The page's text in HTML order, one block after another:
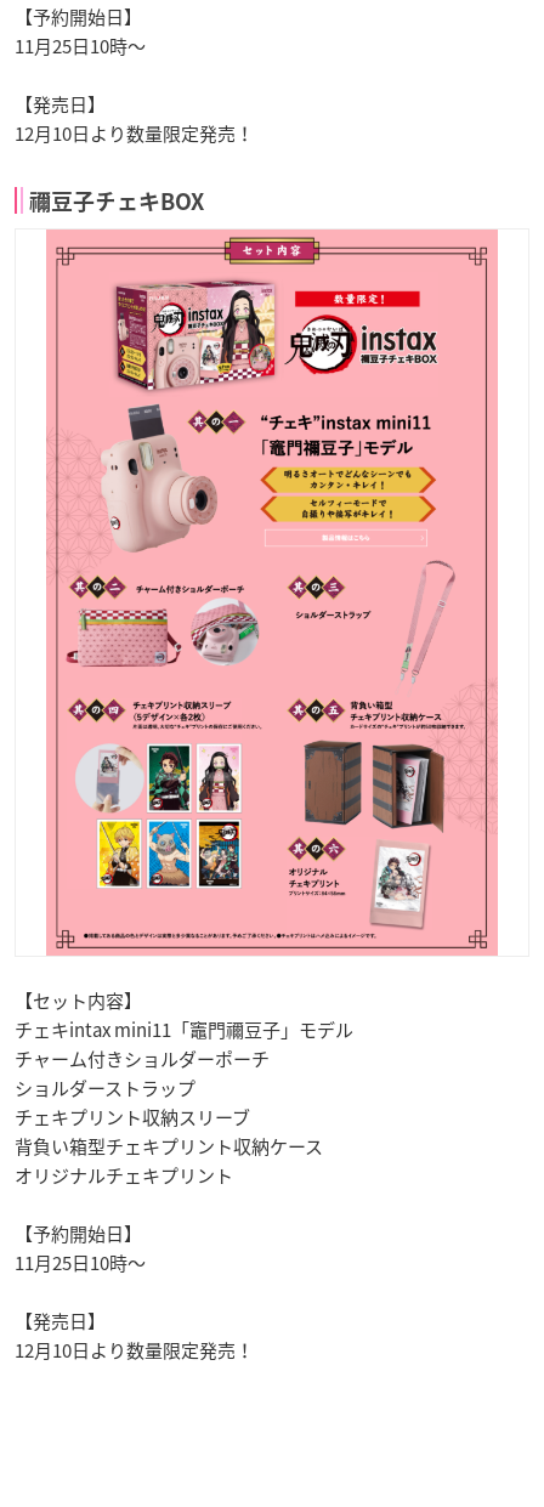
【予約開始日】
11月25日10時〜
【発売日】
12月10日より数量限定発売！
禰豆子チェキBOX
【セット内容】
チェキintax mini11「竈門禰豆子」モデル
チャーム付きショルダーポーチ
ショルダーストラップ
チェキプリント収納スリーブ
背負い箱型チェキプリント収納ケース
オリジナルチェキプリント
【予約開始日】
11月25日10時〜
【発売日】
12月10日より数量限定発売！